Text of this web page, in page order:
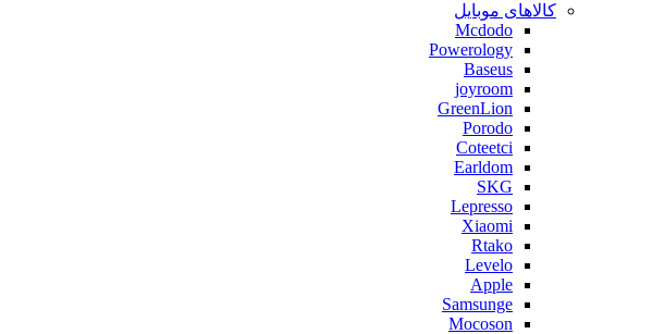
کالاهای موبایل
Mcdodo
Powerology
Baseus
joyroom
GreenLion
Porodo
Coteetci
Earldom
SKG
Lepresso
Xiaomi
Rtako
Levelo
Apple
Samsunge
Mocoson